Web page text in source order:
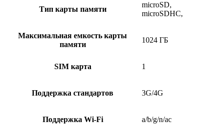
Тип карты памяти
microSD,
microSDHC,
Максимальная емкость карты
памяти
1024 ГБ
SIM карта 1
Поддержка стандартов 3G/4G
Поддержка Wi-Fi a/b/g/n/ac